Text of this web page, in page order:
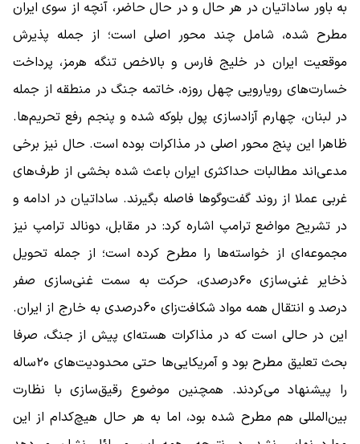
به باور ساداتیان در هر حال و در حال حاضر، آنچه از سوی ایران
مطرح شده، شامل چند محور اصلی است؛ از جمله پذیرش
موقعیت ایران در خلیج فارس و بالاخص تنگه هرمز، پرداخت
خسارت‌های رویارویی چهل روزه، خاتمه جنگ در منطقه از جمله
در لبنان، چهارم آزادسازی پول بلوکه شده و پنجم رفع تحریم‌ها.
ظاهرا این پنج محور اصلی در مذاکرات بوده است. حال نیز برخی
مدعی‌اند مطالبات حداکثری ایران باعث شده بخشی از طرف‌های
غربی عملا از روند گفت‌وگوها فاصله بگیرند. ساداتیان در ادامه و
در تشریح مواضع ترامپ اشاره کرد: در مقابل، دونالد ترامپ نیز
مجموعه‌ای از خواسته‌ها را مطرح کرده است؛ از جمله تحویل
ذخایر غنی‌سازی ۶۰درصدی، حرکت به سمت غنی‌سازی صفر
درصد و انتقال همه مواد شکافت‌زای 60‌درصدی به خارج از ایران.
این در حالی است که در مذاکرات هسته‌ای پیش از جنگ، صرفا
بحث تعلیق مطرح بود و آمریکایی‌ها حتی محدودیت‌های ۲۰‌ساله
را پیشنهاد می‌کردند. همچنین موضوع رقیق‌سازی با نظارت
بین‌المللی هم مطرح شده بود، اما به هر حال هیچ‌کدام از این